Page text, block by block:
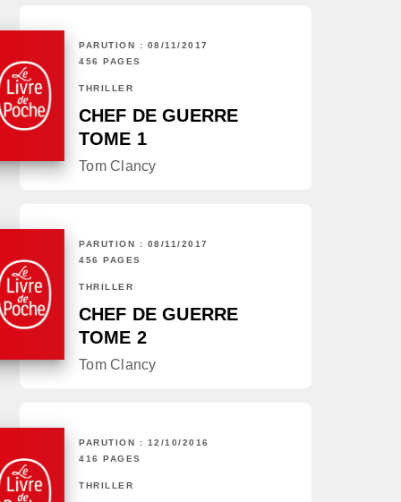
PARUTION : 08/11/2017
456 PAGES
THRILLER
CHEF DE GUERRE
TOME 1
Tom Clancy
PARUTION : 08/11/2017
456 PAGES
THRILLER
CHEF DE GUERRE
TOME 2
Tom Clancy
PARUTION : 12/10/2016
416 PAGES
THRILLER